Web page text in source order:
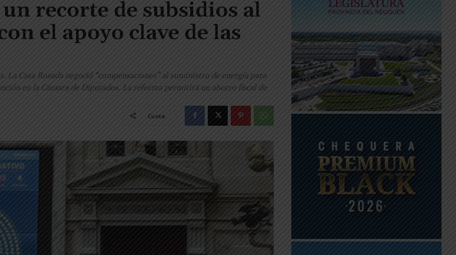
recorte de subsidios al
el apoyo clave de las
La Casa Rosada negoció “compensaciones” al suministro de energía para
en la Cámara de Diputados. La reforma permitirá un ahorro fiscal de
Cuota